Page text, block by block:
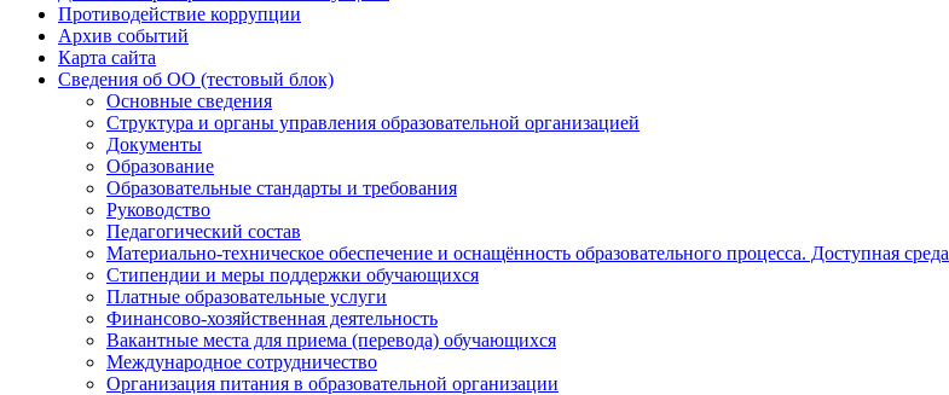
Противодействие коррупции
Архив событий
Карта сайта
Сведения об ОО (тестовый блок)
Основные сведения
Структура и органы управления образовательной организацией
Документы
Образование
Образовательные стандарты и требования
Руководство
Педагогический состав
Материально-техническое обеспечение и оснащённость образовательного процесса. Доступная среда
Стипендии и меры поддержки обучающихся
Платные образовательные услуги
Финансово-хозяйственная деятельность
Вакантные места для приема (перевода) обучающихся
Международное сотрудничество
Организация питания в образовательной организации